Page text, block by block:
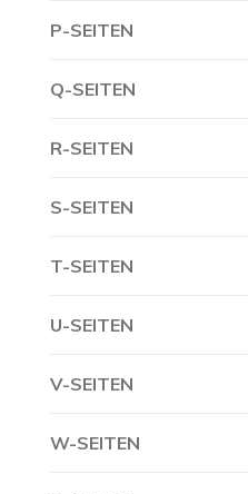
P-SEITEN
Q-SEITEN
R-SEITEN
S-SEITEN
T-SEITEN
U-SEITEN
V-SEITEN
W-SEITEN